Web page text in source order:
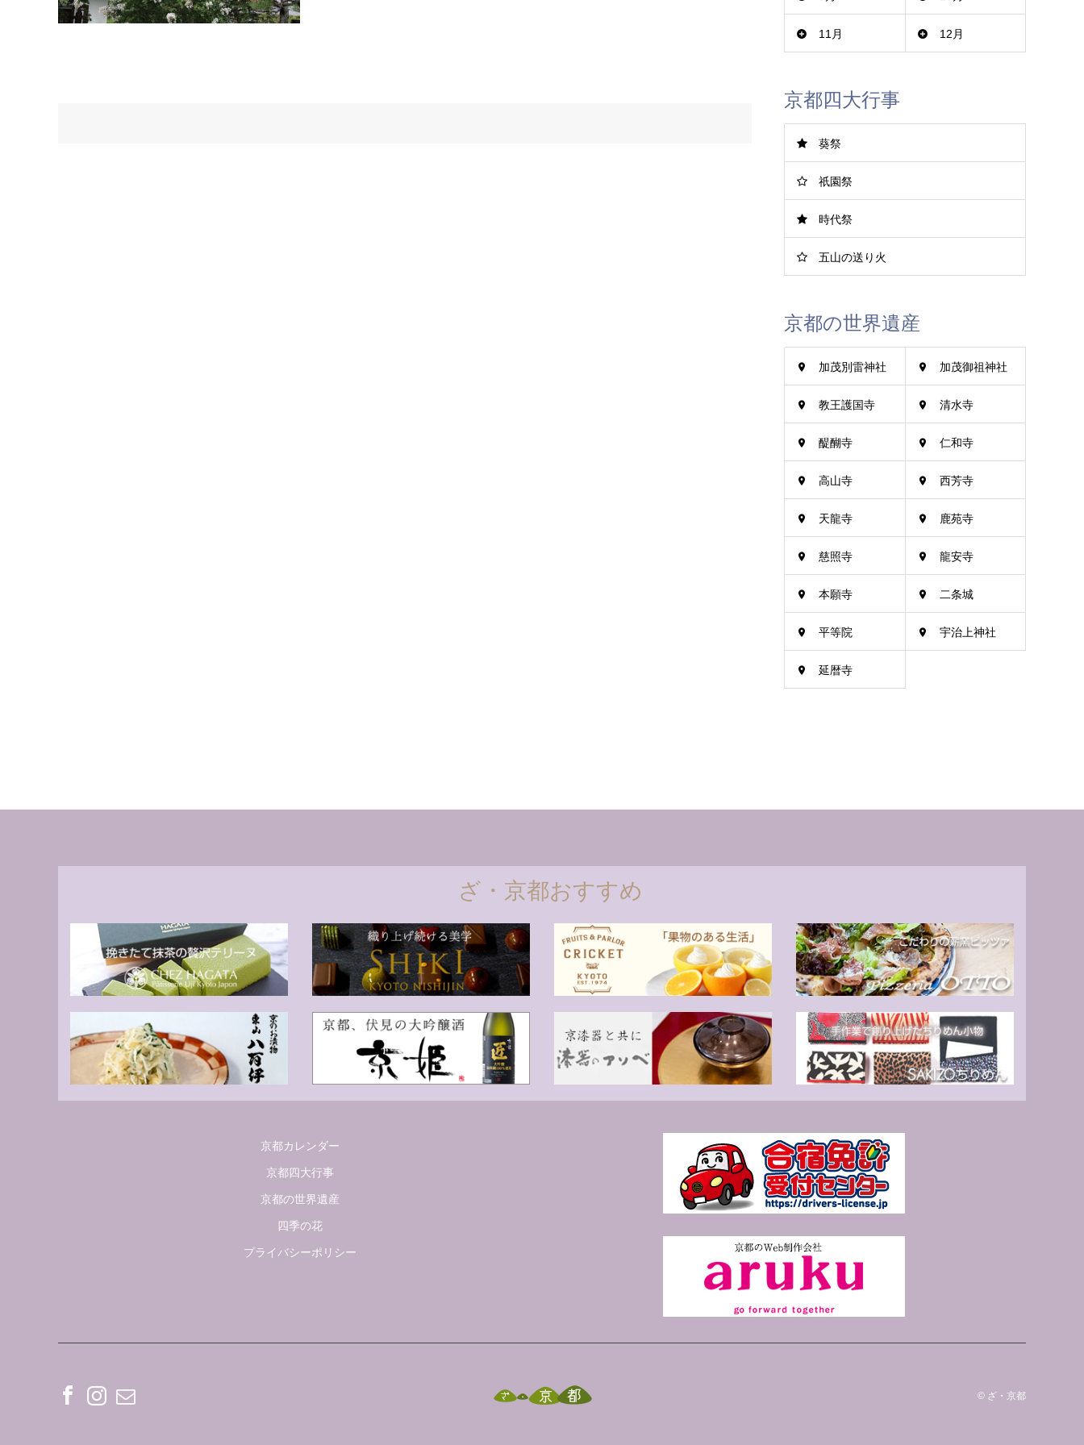
11月 12月
京都四大行事
葵祭
祇園祭
時代祭
五山の送り火
京都の世界遺産
加茂別雷神社 加茂御祖神社
教王護国寺 清水寺
醍醐寺 仁和寺
高山寺 西芳寺
天龍寺 鹿苑寺
慈照寺 龍安寺
本願寺 二条城
平等院 宇治上神社
延暦寺
ざ・京都おすすめ
京都カレンダー
京都四大行事
京都の世界遺産
四季の花
プライバシーポリシー
© ざ・京都